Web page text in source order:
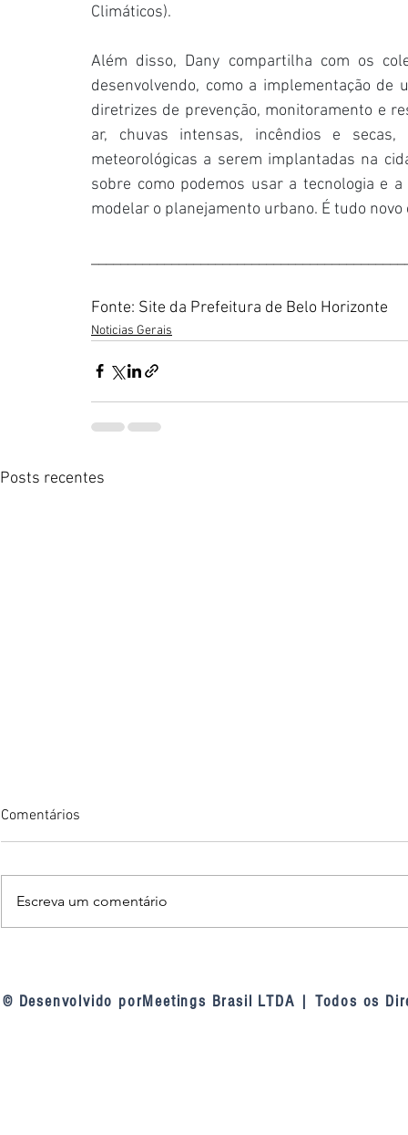
Climáticos).
Além disso, Dany compartilha com os
desenvolvendo, como a implementação
diretrizes de prevenção, monitoramento e
ar, chuvas intensas, incêndios e
meteorológicas a serem implantadas na
sobre como podemos usar a tecnologia e
modelar o planejamento urbano. É tudo
Fonte: Site da Prefeitura de Belo Horizonte
Noticias Gerais
Posts recentes
mudança de entendimento do
tribunal sobre as linhas de
Comentários
Escreva um comentário
© Desenvolvido porMeetings Brasil LTDA | Todos os